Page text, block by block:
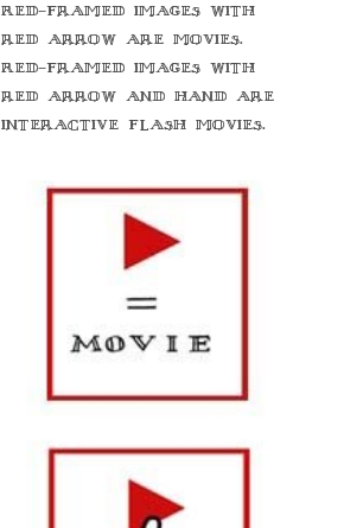
Red-framed images with
red arrow are movies.
Red-framed images with
red arrow and hand are
interactive flash movies.